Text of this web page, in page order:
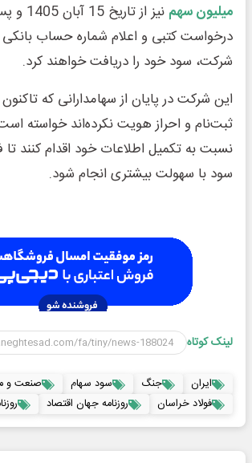
میلیون سهم
نیز از
درخواست کتبی و اعلام شماره حساب بانکی
شرکت، سود خود را دریافت خواهند کرد.
این شرکت در پایان از سهامدارانی که
ثبت‌نام و احراز هویت نکرده‌اند خواسته
نسبت به تکمیل اطلاعات خود اقدام کنند تا
سود با سهولت بیشتری انجام شود.
لینک کوتاه
ایران جنگ سود سهام
صنعت و
فولاد خراسان
روزنامه جهان اقتصاد